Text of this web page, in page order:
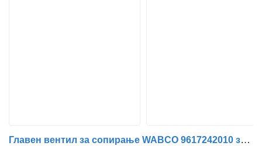
Главен вентил за сопирање WABCO 9617242010 за камион Scania P,G,R,T